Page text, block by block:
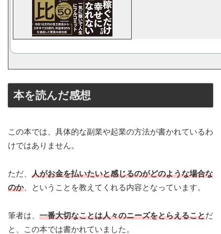
本を読んだ感想
この本では、具体的な副業や起業の方法が書かれているわ
けではありません。
ただ、 人がお金を払いたいと感じるのがどのような場合な
のか、ということを教えてくれる内容となっています。
筆者は、 一番大切なことは人々のニーズをとらえることだ
と、この本では書かれていました。